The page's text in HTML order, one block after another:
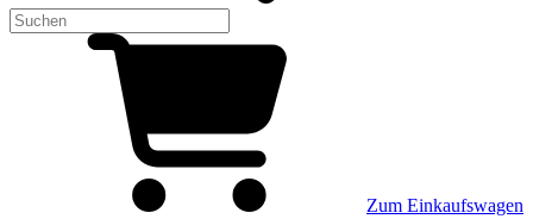
Zum Einkaufswagen